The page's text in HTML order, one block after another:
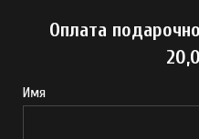
Оплата
Имя